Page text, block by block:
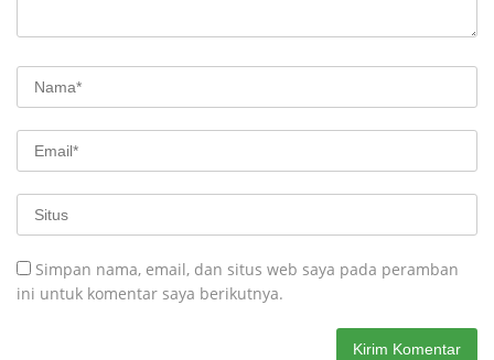
Simpan nama, email, dan situs web saya pada peramban
ini untuk komentar saya berikutnya.